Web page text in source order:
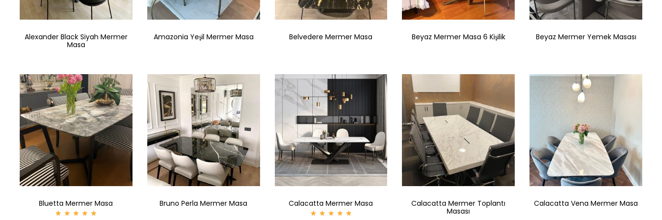
Alexander Black Siyah Mermer
Masa
Amazonia Yeşil Mermer Masa Belvedere Mermer Masa Beyaz Mermer Masa 6 Kişilik Beyaz Mermer Yemek Masası
Bluetta Mermer Masa Bruno Perla Mermer Masa Calacatta Mermer Masa
Calacatta Mermer Toplantı
Masası
Calacatta Vena Mermer Masa